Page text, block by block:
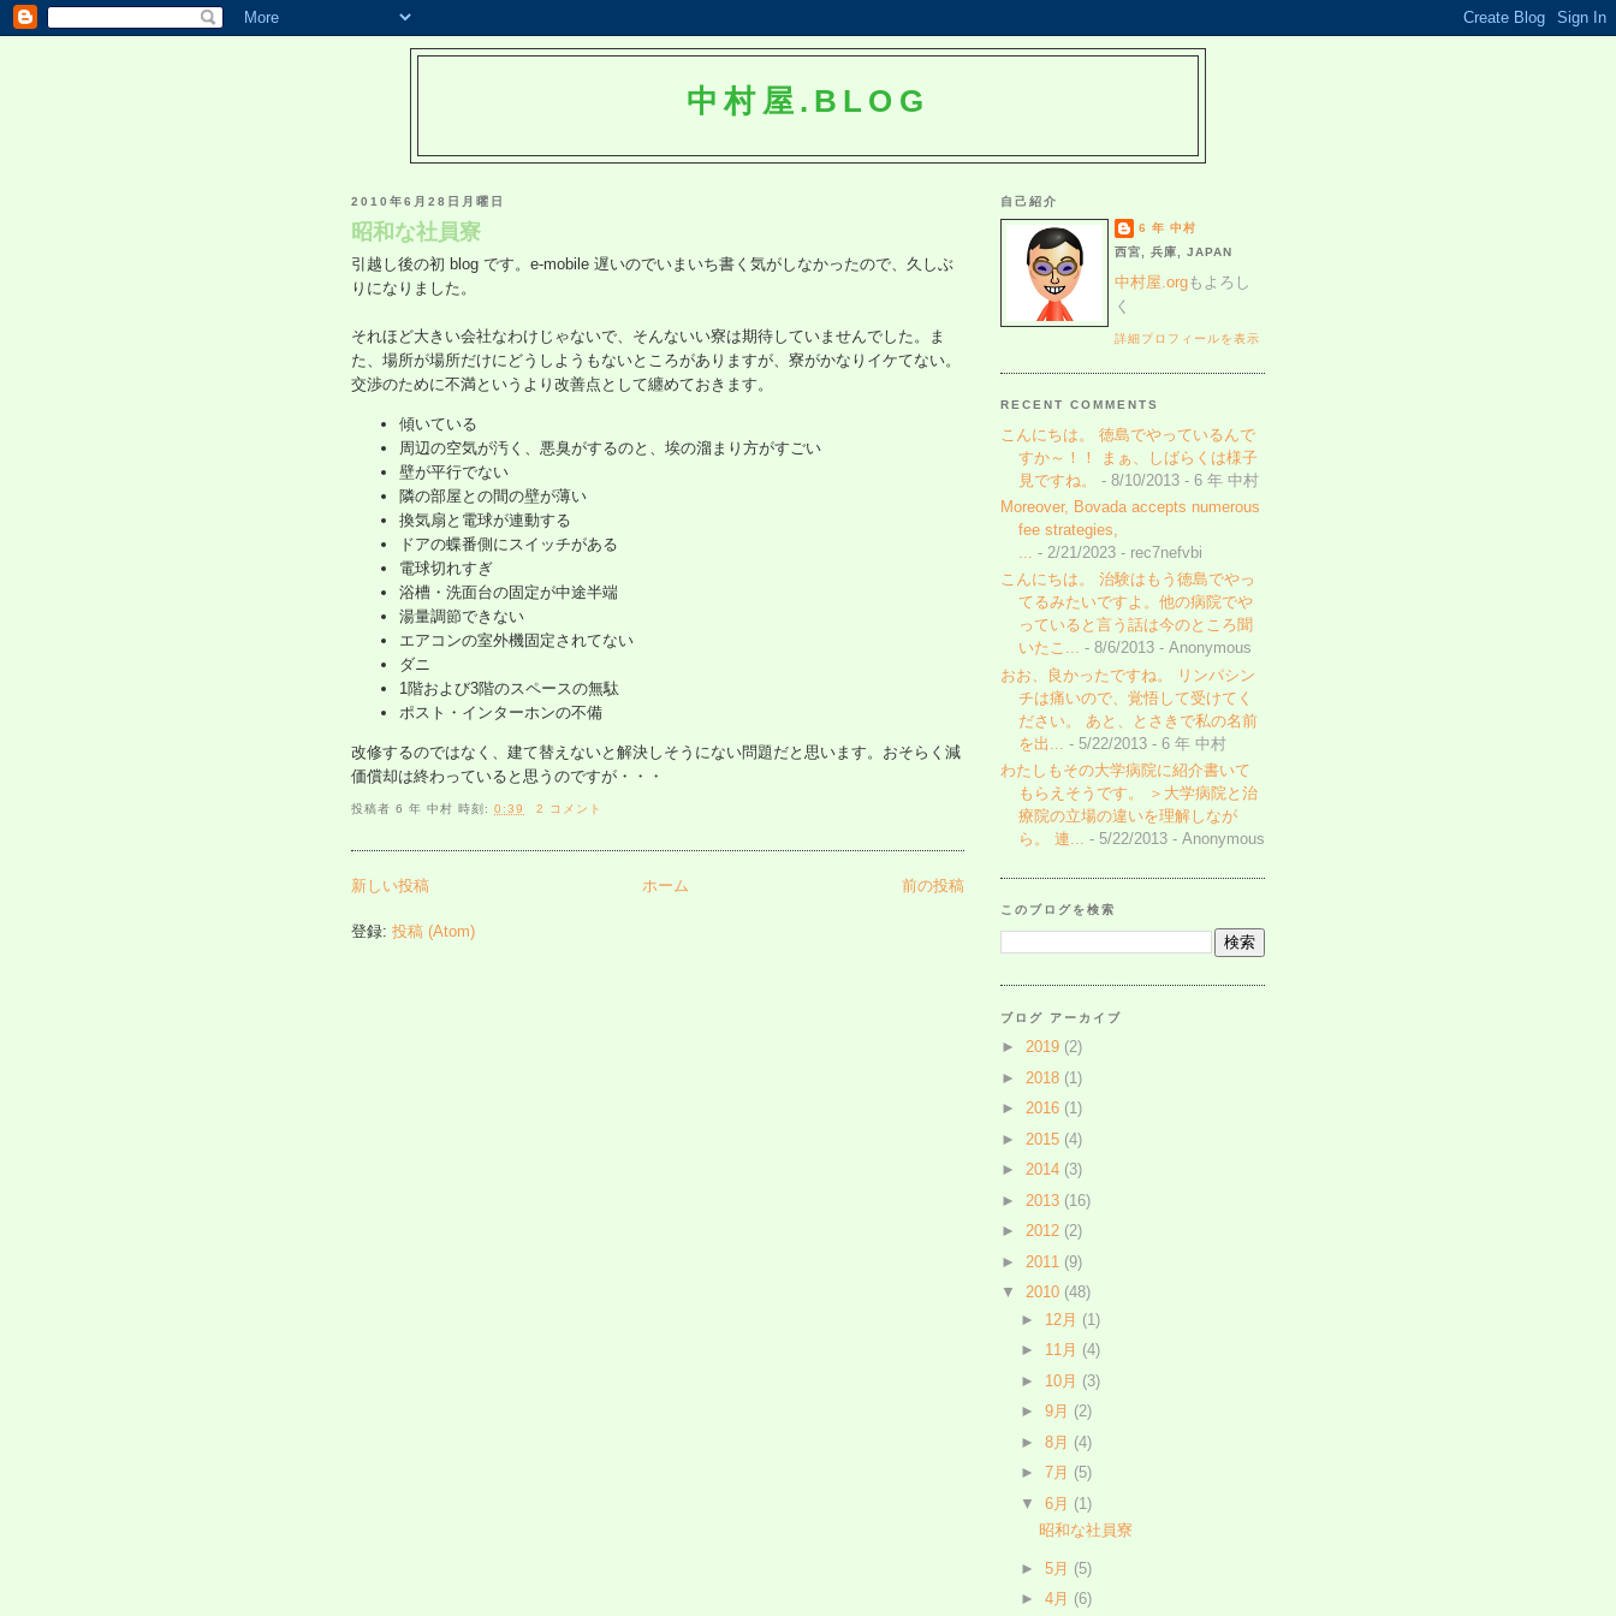
中村屋.BLOG
2010年6月28日月曜日
昭和な社員寮
引越し後の初 blog です。e-mobile 遅いのでいまいち書く気がしなかったので、久しぶ
りになりました。
それほど大きい会社なわけじゃないで、そんないい寮は期待していませんでした。ま
た、場所が場所だけにどうしようもないところがありますが、寮がかなりイケてない。
交渉のために不満というより改善点として纏めておきます。
傾いている
周辺の空気が汚く、悪臭がするのと、埃の溜まり方がすごい
壁が平行でない
隣の部屋との間の壁が薄い
換気扇と電球が連動する
ドアの蝶番側にスイッチがある
電球切れすぎ
浴槽・洗面台の固定が中途半端
湯量調節できない
エアコンの室外機固定されてない
ダニ
1階および3階のスペースの無駄
ポスト・インターホンの不備
改修するのではなく、建て替えないと解決しそうにない問題だと思います。おそらく減
価償却は終わっていると思うのですが・・・
投稿者6 年 中村 時刻:0:39 2 コメント
新しい投稿 前の投稿
ホーム
登録: 投稿 (Atom)
自己紹介
6 年 中村
西宮, 兵庫, JAPAN
中村屋.orgもよろし
く
詳細プロフィールを表示
RECENT COMMENTS
こんにちは。 徳島でやっているんで
すか～！！ まぁ、しばらくは様子
見ですね。
- 8/10/2013 - 6 年 中村
Moreover, Bovada accepts numerous
fee strategies,
... - 2/21/2023 - rec7nefvbi
こんにちは。 治験はもう徳島でやっ
てるみたいですよ。他の病院でや
っていると言う話は今のところ聞
いたこ... - 8/6/2013 - Anonymous
おお、良かったですね。 リンパシン
チは痛いので、覚悟して受けてく
ださい。 あと、とさきで私の名前
を出...
- 5/22/2013 - 6 年 中村
わたしもその大学病院に紹介書いて
もらえそうです。 ＞大学病院と治
療院の立場の違いを理解しなが
ら。 連...
- 5/22/2013 - Anonymous
このブログを検索
ブログ アーカイブ
► 2019 (2)
► 2018 (1)
► 2016 (1)
► 2015 (4)
► 2014 (3)
► 2013 (16)
► 2012 (2)
► 2011 (9)
▼ 2010 (48)
► 12月 (1)
► 11月 (4)
► 10月 (3)
► 9月 (2)
► 8月 (4)
► 7月 (5)
▼ 6月 (1)
昭和な社員寮
► 5月 (5)
► 4月 (6)